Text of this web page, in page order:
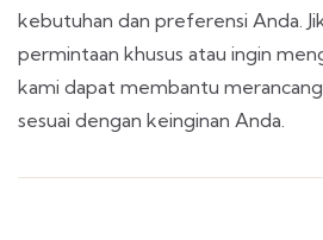
kebutuhan dan preferensi Anda.
permintaan khusus atau ingin
kami dapat membantu
sesuai dengan keinginan Anda.